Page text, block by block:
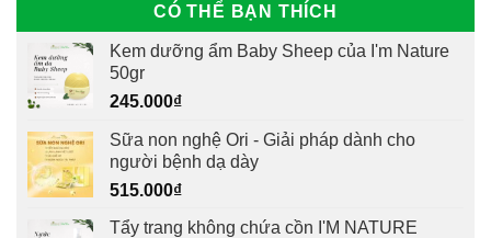
CÓ THỂ BẠN THÍCH
Kem dưỡng ẩm Baby Sheep của I'm Nature
50gr
245.000₫
Sữa non nghệ Ori - Giải pháp dành cho
người bệnh dạ dày
515.000₫
Tẩy trang không chứa cồn I'M NATURE